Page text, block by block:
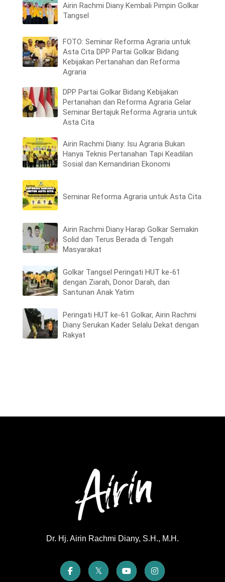
Airin Rachmi Diany Kembali Pimpin Golkar
Tangsel
FOTO: Seminar Reforma Agraria untuk
Asta Cita DPP Partai Golkar Bidang
Kebijakan Pertanahan dan Reforma
Agraria
DPP Partai Golkar Bidang Kebijakan
Pertanahan dan Reforma Agraria Gelar
Seminar Bertajuk Reforma Agraria untuk
Asta Cita
Airin Rachmi Diany: Isu Agraria Bukan
Hanya Teknis Pertanahan Tapi Keadilan
Sosial dan Kemandirian Ekonomi
Seminar Reforma Agraria untuk Asta Cita
Airin Rachmi Diany Harap Golkar Semakin
Solid dan Terus Berada di Tengah
Masyarakat
Golkar Tangsel Peringati HUT ke-61
dengan Ziarah, Donor Darah, dan
Santunan Anak Yatim
Peringati HUT ke-61 Golkar, Airin Rachmi
Diany Serukan Kader Selalu Dekat dengan
Rakyat
Dr. Hj. Airin Rachmi Diany, S.H., M.H.